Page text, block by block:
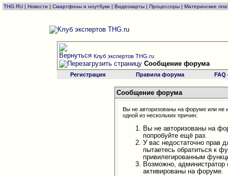
THG.RU | Новости | Смартфоны и ноутбуки | Видеокарты | Процессоры | Материнские
Клуб экспертов THG.ru
Сообщение форума
Регистрация Правила форума
Сообщение форума
Вы не авторизованы на форуме или не
одной из нескольких причин:
Вы не авторизованы на
попробуйте ещё раз.
У вас недостаточно прав
пытаетесь обратиться к
привилегированным
Возможно,
активированы на форуме.